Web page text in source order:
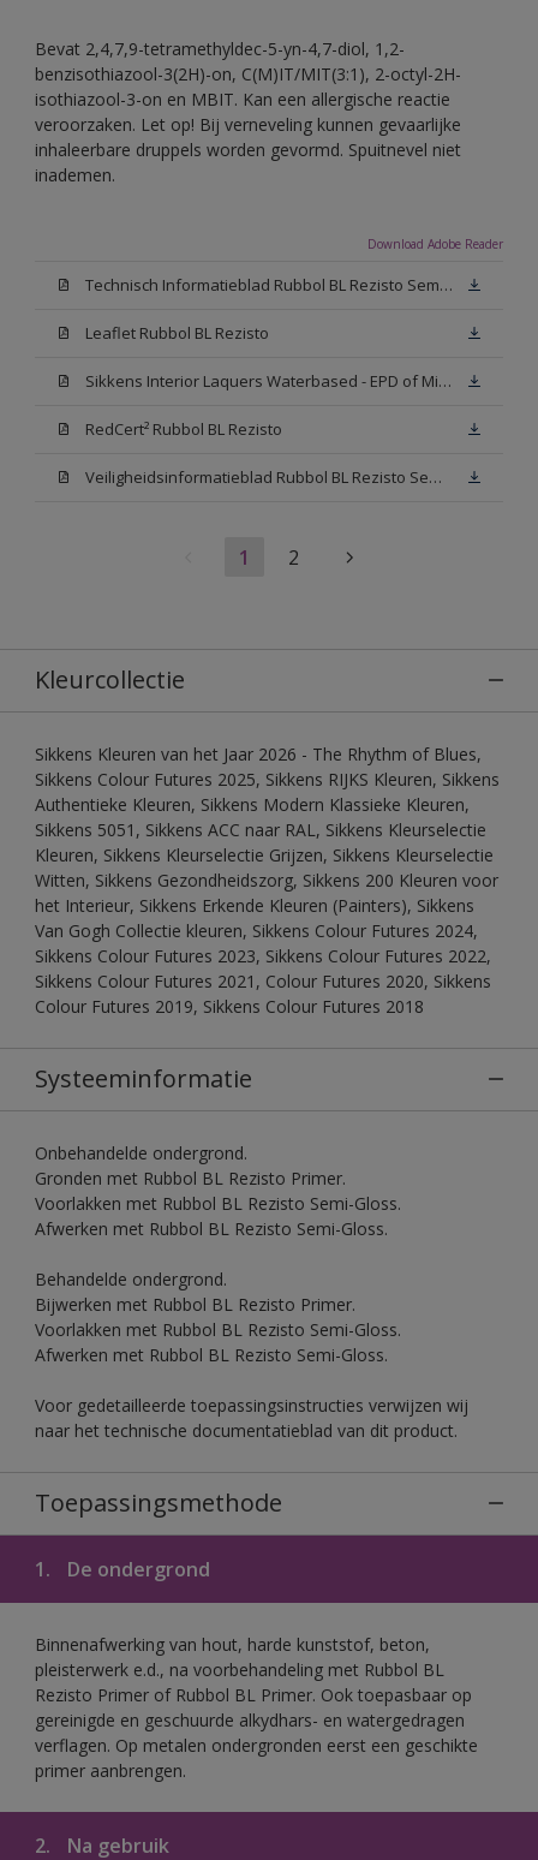
Bevat 2,4,7,9-tetramethyldec-5-yn-4,7-diol, 1,2-
benzisothiazool-3(2H)-on, C(M)IT/MIT(3:1), 2-octyl-2H-
isothiazool-3-on en MBIT. Kan een allergische reactie
veroorzaken. Let op! Bij verneveling kunnen gevaarlijke
inhaleerbare druppels worden gevormd. Spuitnevel niet
inademen.
Download Adobe Reader
Technisch Informatieblad Rubbol BL Rezisto Semi-Gloss (New Livery) (PDF)
Leaflet Rubbol BL Rezisto
Sikkens Interior Laquers Waterbased - EPD of Milieuproductverklaring
RedCert² Rubbol BL Rezisto
Veiligheidsinformatieblad Rubbol BL Rezisto Semi-Gloss N00 (MSDS)
1 2
Kleurcollectie
Sikkens Kleuren van het Jaar 2026 - The Rhythm of Blues,
Sikkens Colour Futures 2025, Sikkens RIJKS Kleuren, Sikkens
Authentieke Kleuren, Sikkens Modern Klassieke Kleuren,
Sikkens 5051, Sikkens ACC naar RAL, Sikkens Kleurselectie
Kleuren, Sikkens Kleurselectie Grijzen, Sikkens Kleurselectie
Witten, Sikkens Gezondheidszorg, Sikkens 200 Kleuren voor
het Interieur, Sikkens Erkende Kleuren (Painters), Sikkens
Van Gogh Collectie kleuren, Sikkens Colour Futures 2024,
Sikkens Colour Futures 2023, Sikkens Colour Futures 2022,
Sikkens Colour Futures 2021, Colour Futures 2020, Sikkens
Colour Futures 2019, Sikkens Colour Futures 2018
Systeeminformatie
Onbehandelde ondergrond.
Gronden met Rubbol BL Rezisto Primer.
Voorlakken met Rubbol BL Rezisto Semi-Gloss.
Afwerken met Rubbol BL Rezisto Semi-Gloss.
Behandelde ondergrond.
Bijwerken met Rubbol BL Rezisto Primer.
Voorlakken met Rubbol BL Rezisto Semi-Gloss.
Afwerken met Rubbol BL Rezisto Semi-Gloss.
Voor gedetailleerde toepassingsinstructies verwijzen wij
naar het technische documentatieblad van dit product.
Toepassingsmethode
1. De ondergrond
Binnenafwerking van hout, harde kunststof, beton,
pleisterwerk e.d., na voorbehandeling met Rubbol BL
Rezisto Primer of Rubbol BL Primer. Ook toepasbaar op
gereinigde en geschuurde alkydhars- en watergedragen
verflagen. Op metalen ondergronden eerst een geschikte
primer aanbrengen.
2. Na gebruik